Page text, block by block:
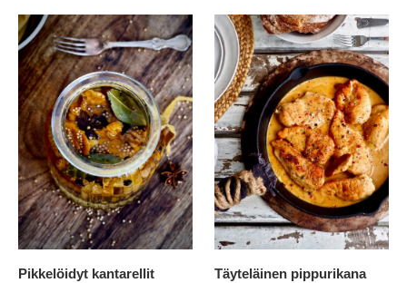
Pikkelöidyt kantarellit Täyteläinen pippurikana